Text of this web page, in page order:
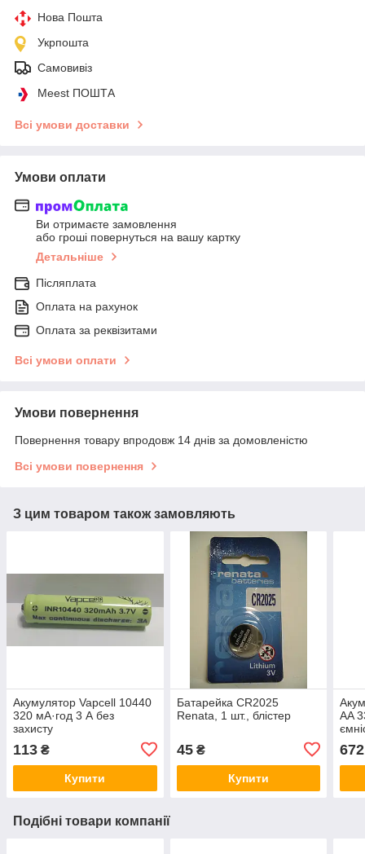
Нова Пошта
Укрпошта
Самовивіз
Meest ПОШТА
Всі умови доставки
Умови оплати
Ви отримаєте замовлення
або гроші повернуться на вашу картку
Детальніше
Післяплата
Оплата на рахунок
Оплата за реквізитами
Всі умови оплати
Умови повернення
Повернення товару впродовж 14 днів за домовленістю
Всі умови повернення
З цим товаром також замовляють
Акумулятор Vapcell 10440
320 мА·год 3 А без
захисту
113 ₴
Купити
Батарейка CR2025
Renata, 1 шт., блістер
45₴
Купити
AA
672
Подібні товари компанії